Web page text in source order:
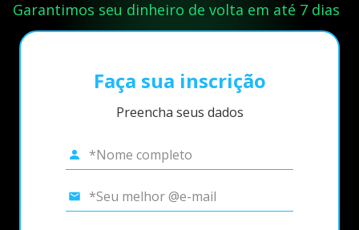
Garantimos seu dinheiro de volta em até 7 dias
Faça sua inscrição
Preencha seus dados